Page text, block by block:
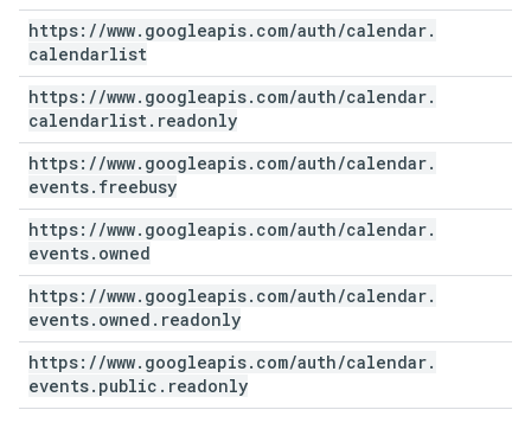
https: //www. googleapis. com/auth/calendar.
calendarlist
https: //www. googleapis. com/auth/calendar.
calendarlist. readonly
https: //www. googleapis. com/auth/calendar.
events. freebusy
https: //www. googleapis. com/auth/calendar.
events. owned
https: //www. googleapis. com/auth/calendar.
events. owned . readonly
https: //www. googleapis. com/auth/calendar.
events. public . readonly